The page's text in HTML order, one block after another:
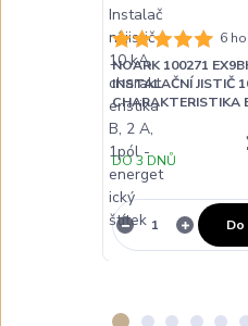
6
NOARK 100271
INSTALAČNÍ JISTIČ
CHARAKTERISTIKA
DO 3 DNŮ